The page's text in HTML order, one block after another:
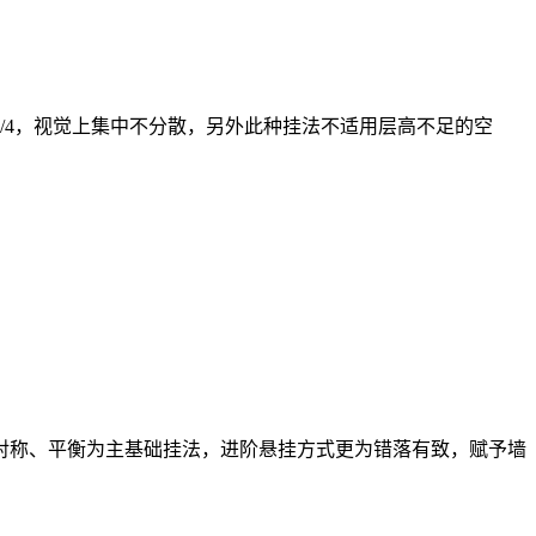
视觉上集中不分散，另外此种挂法不适用层高不足的空
、平衡为主基础挂法，进阶悬挂方式更为错落有致，赋予墙